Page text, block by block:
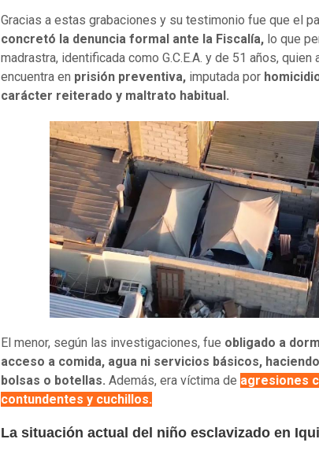
Gracias a estas grabaciones y su testimonio fue que el
concretó la denuncia formal ante la Fiscalía, lo que
madrastra, identificada como G.C.E.A. y de 51 años, quien
encuentra en prisión preventiva, imputada por
carácter reiterado y maltrato habitual.
El menor, según las investigaciones, fue obligado a
acceso a comida, agua ni servicios básicos,
bolsas o botellas. Además, era víctima de agresiones
contundentes y cuchillos.
La situación actual del niño esclavizado en